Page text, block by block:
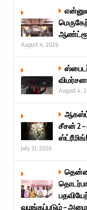
ஆண்ட்ரூஸ்
August 4, 2026
August 4,
ஆகஸ்ட்
சீசன் 2 –
ஸ்ட்ரீமிங்!
July 31, 2026
வழங்கப்படும் –